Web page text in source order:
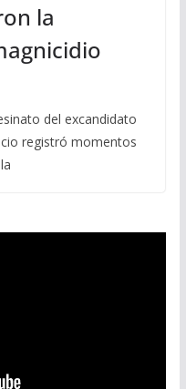
la
del excandidato
registró momentos